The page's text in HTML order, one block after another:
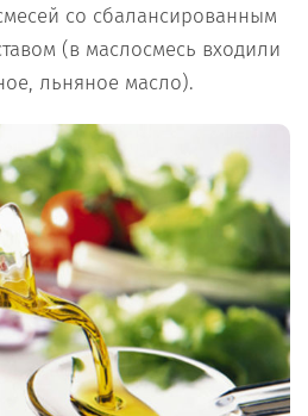
со сбалансированным
(в маслосмесь входили
льняное масло).